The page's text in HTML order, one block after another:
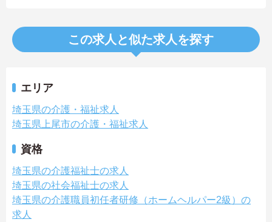
この求人と似た求人を探す
エリア
埼玉県の介護・福祉求人
埼玉県上尾市の介護・福祉求人
資格
埼玉県の介護福祉士の求人
埼玉県の社会福祉士の求人
埼玉県の介護職員初任者研修（ホームヘルパー2級）の
求人